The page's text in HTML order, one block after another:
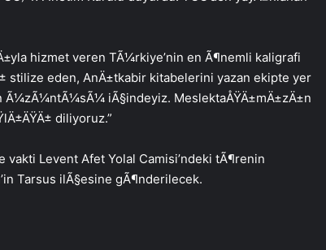
hizmet veren TÃ¼rkiye’nin en Ã¶nemli kaligrafi
stilize eden, AnÄ±tkabir kitabelerini yazan ekipte yer
Ã¼zÃ¼ntÃ¼sÃ¼ iÃ§indeyiz. MeslektaÅŸÄ±mÄ±zÄ±n
diliyoruz.”
vakti Levent Afet Yolal Camisi’ndeki tÃ¶renin
Tarsus ilÃ§esine gÃ¶nderilecek.